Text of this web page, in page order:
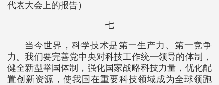
代表大会上的报告）
七
当今世界，科学技术是第一生产力、第一竞争
力。我们要完善党中央对科技工作统一领导的体制，
健全新型举国体制，强化国家战略科技力量，优化配
置创新资源，使我国在重要科技领域成为全球领跑